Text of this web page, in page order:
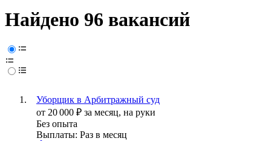
Найдено 96 вакансий
Уборщик в Арбитражный суд
от 20 000 ₽ за месяц, на руки
Без опыта
Выплаты: Раз в месяц